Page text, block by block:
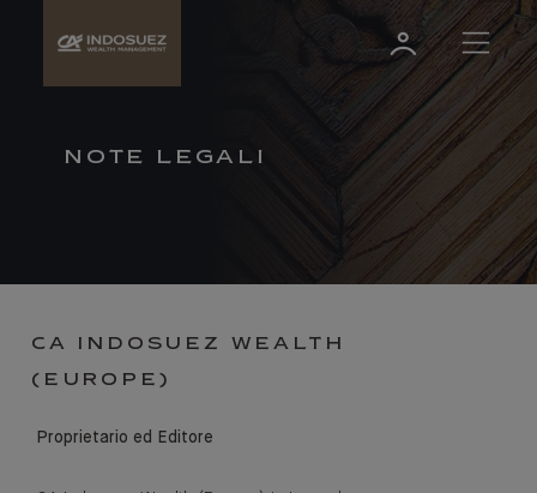
NOTE LEGALI
CA INDOSUEZ WEALTH
(EUROPE)
Proprietario ed Editore